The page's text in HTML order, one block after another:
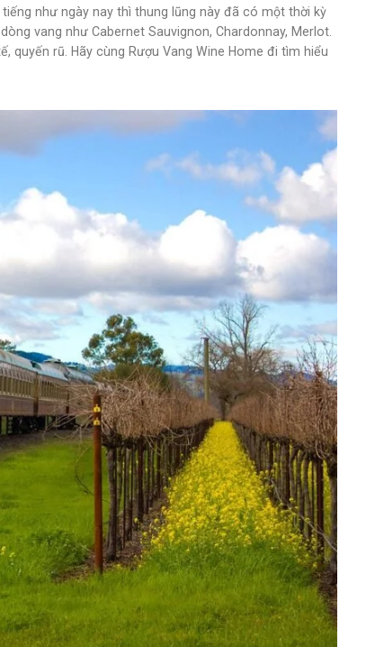
như ngày nay thì thung lũng này đã có một thời kỳ
vang như Cabernet Sauvignon, Chardonnay, Merlot.
rũ. Hãy cùng Rượu Vang Wine Home đi tìm hiểu